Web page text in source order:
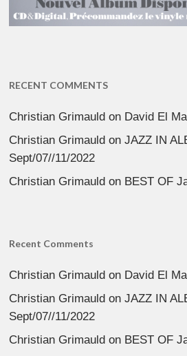
RECENT COMMENTS
Christian Grimauld on David El
Christian Grimauld onJAZZ IN
Sept/07//11/2022
Christian Grimauld on BEST OF
Recent Comments
Christian Grimauld on David El
Christian Grimauld onJAZZ IN
Sept/07//11/2022
Christian Grimauld on BEST OF